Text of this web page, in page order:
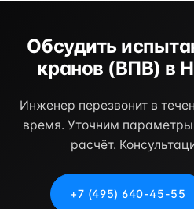
Обсудить
кранов (ВПВ) в
Инженер перезвонит в
время. Уточним параметры
расчёт.
+7 (495) 640-45-55